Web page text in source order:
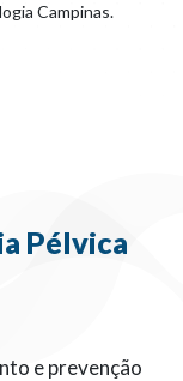
Campinas.
Pélvica
e prevenção